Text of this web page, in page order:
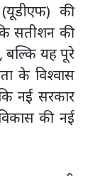
की
सतीशन की
बल्कि यह पूरे
के विश्वास
नई सरकार
की नई